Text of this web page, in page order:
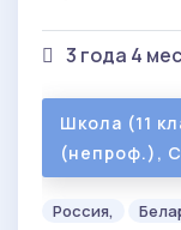
3 года 4
Школа (11
(непроф.),
Россия,